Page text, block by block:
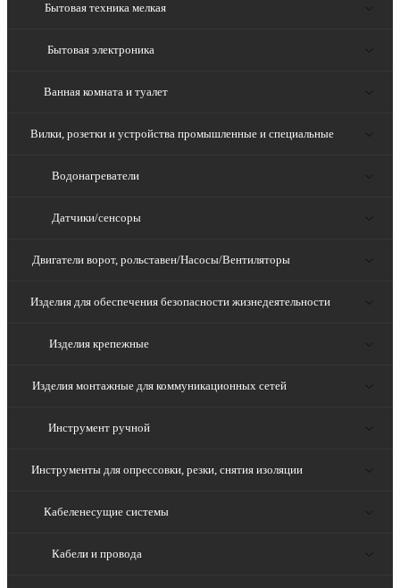
Бытовая техника мелкая
Бытовая электроника
Ванная комната и туалет
Вилки, розетки и устройства промышленные и специальные
Водонагреватели
Датчики/сенсоры
Двигатели ворот, рольставен/Насосы/Вентиляторы
Изделия для обеспечения безопасности жизнедеятельности
Изделия крепежные
Изделия монтажные для коммуникационных сетей
Инструмент ручной
Инструменты для опрессовки, резки, снятия изоляции
Кабеленесущие системы
Кабели и провода